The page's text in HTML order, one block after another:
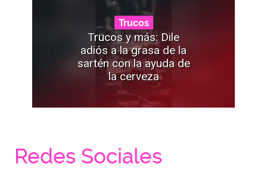
Trucos
Trucos y más: Dile
adiós a la grasa de la
sartén con la ayuda de
la cerveza
Redes Sociales